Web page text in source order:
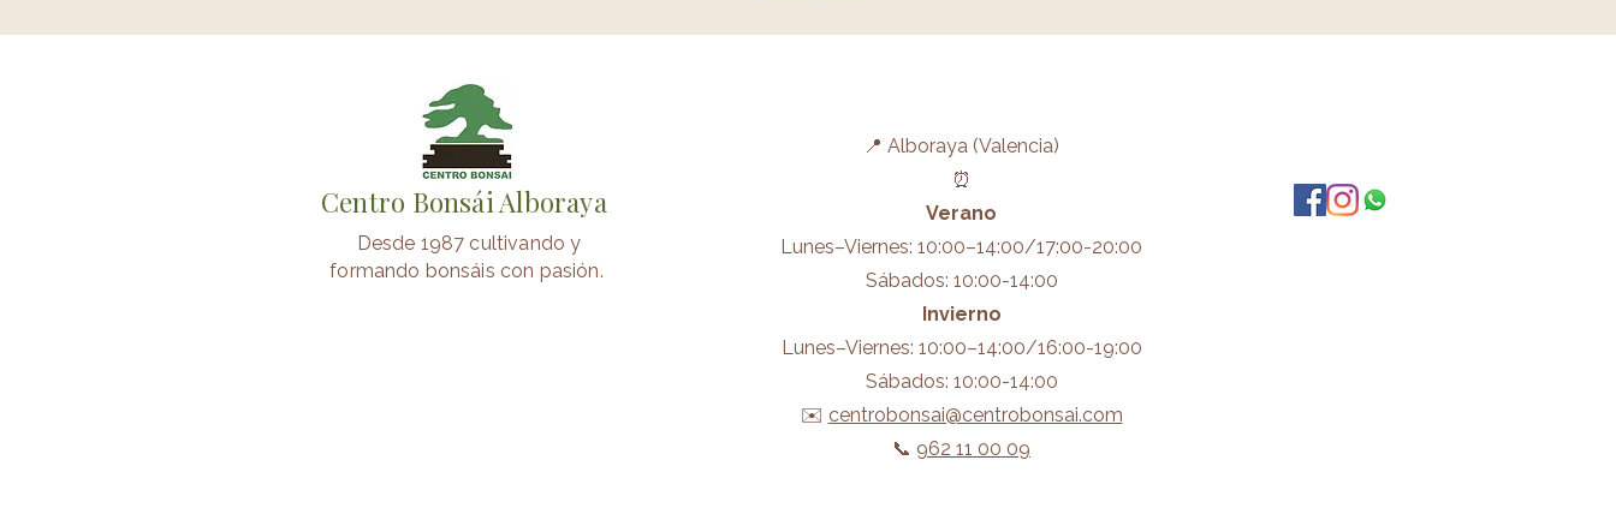
Centro Bonsái Alboraya
Desde 1987 cultivando y
formando bonsáis con pasión.
📍 Alboraya (Valencia)
⏰
Verano
Lunes–Viernes: 10:00–14:00/17:00-20:00
Sábados: 10:00-14:00
Invierno
Lunes–Viernes: 10:00–14:00/16:00-19:00
Sábados: 10:00-14:00
✉️ centrobonsai@centrobonsai.com
📞 962 11 00 09